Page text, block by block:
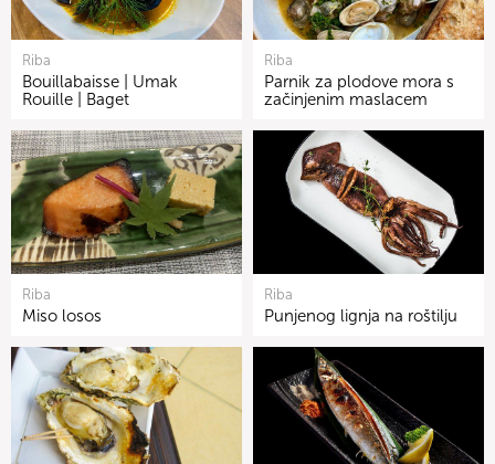
Riba
Bouillabaisse | Umak
Rouille | Baget
Riba
Parnik za plodove mora s
začinjenim maslacem
Riba
Miso losos
Riba
Punjenog lignja na roštilju